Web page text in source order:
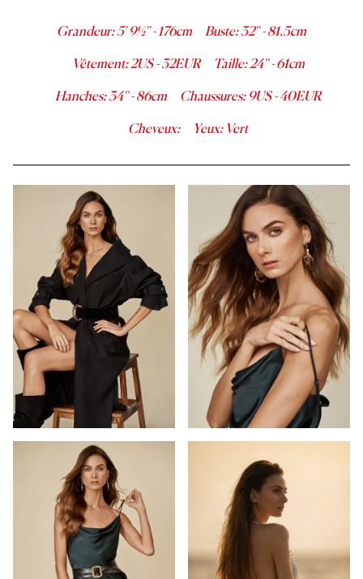
Grandeur:5' 9½''-176cm Buste:32''- 81.5cm
Vêtement:2US -32EUR Taille:24''-61cm
Hanches:34''-86cm Chaussures: 9US -40EUR
Cheveux: Yeux: Vert